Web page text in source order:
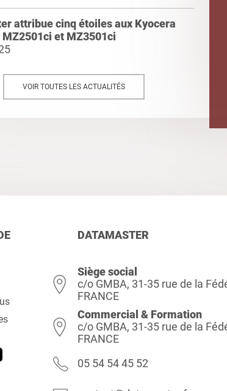
attribue cinq étoiles aux Kyocera
et MZ3501ci
VOIR TOUTES LES ACTUALITÉS
DATAMASTER
Siège social
c/o GMBA, 31-35 rue de la
FRANCE
Commercial & Formation
c/o GMBA, 31-35 rue de la
FRANCE
05 54 54 45 52